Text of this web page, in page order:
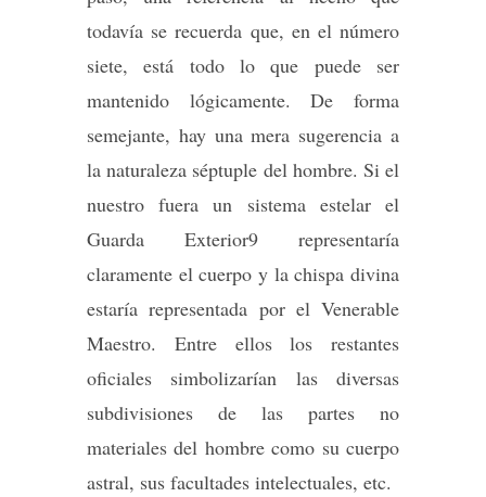
todavía se recuerda que, en el número
siete, está todo lo que puede ser
mantenido lógicamente. De forma
semejante, hay una mera sugerencia a
la naturaleza séptuple del hombre. Si el
nuestro fuera un sistema estelar el
Guarda Exterior9 representaría
claramente el cuerpo y la chispa divina
estaría representada por el Venerable
Maestro. Entre ellos los restantes
oficiales simbolizarían las diversas
subdivisiones de las partes no
materiales del hombre como su cuerpo
astral, sus facultades intelectuales, etc.